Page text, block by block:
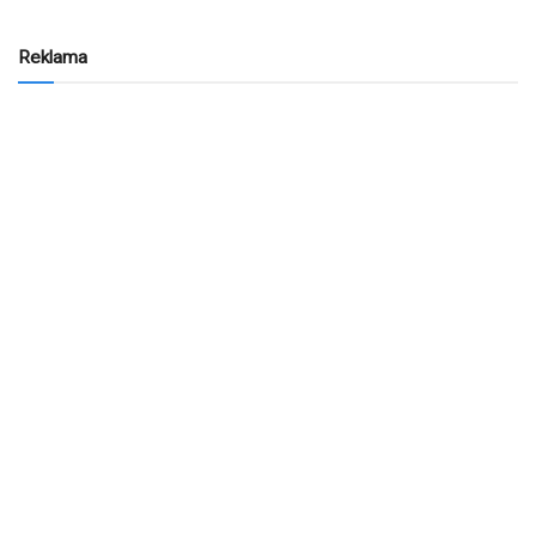
Reklama